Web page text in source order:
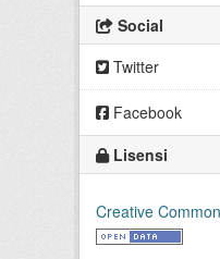
Social
Twitter
Facebook
Lisensi
Creative